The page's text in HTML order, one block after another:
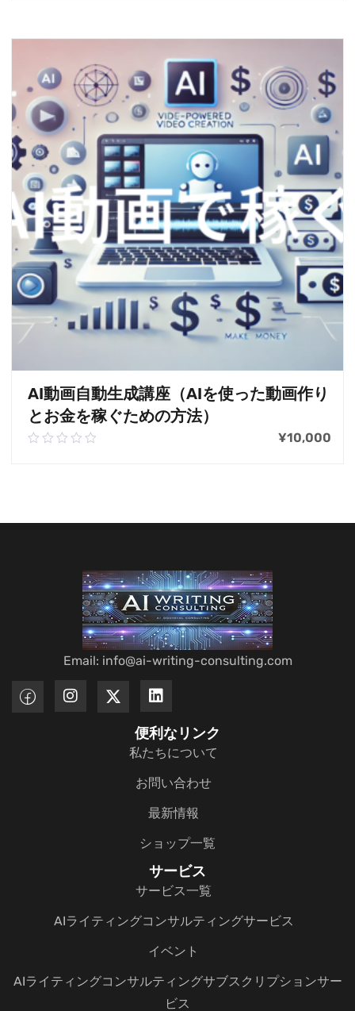
お買い物カゴに追加
AI動画自動生成講座（AIを使った動画作り
とお金を稼ぐための方法）
0.00
¥10,000
Email: info@ai-writing-consulting.com
便利なリンク
私たちについて
お問い合わせ
最新情報
ショップ一覧
サービス
サービス一覧
AIライティングコンサルティングサービス
イベント
AIライティングコンサルティングサブスクリプションサー
ビス